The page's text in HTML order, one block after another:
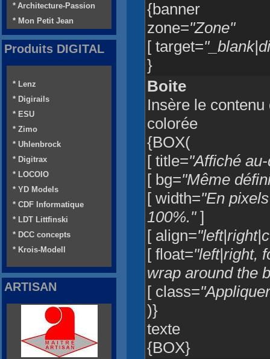
{banner
zone="Zone"
[ target=
}
Boite
Insère le
colorée
{BOX(
[ title="Affiché
[ bg="Même
[ width="En
100%."]
[ align=
[ float="left|right,
wrap around the
[ class=
)}
texte
{BOX}
* Architecture-Passion
* Mon Petit Jean
Produits DIGITAL
* Lenz
* Digirails
* ESU
* Zimo
* Uhlenbrock
* Digitrax
* LOCOIO
* YD Models
* CDF Informatique
* LDT Littfinski
* DCC concepts
* Krois-Modell
ARTISAN